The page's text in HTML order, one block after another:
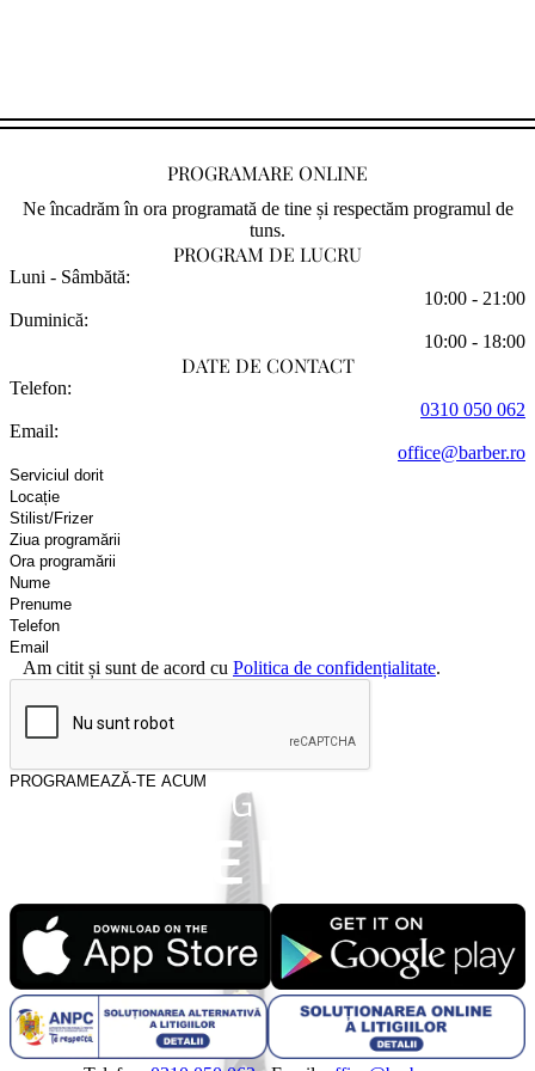
PROGRAMARE ONLINE
Ne încadrăm în ora programată de tine și respectăm programul de
tuns.
PROGRAM DE LUCRU
Luni - Sâmbătă:
10:00 - 21:00
Duminică:
10:00 - 18:00
DATE DE CONTACT
Telefon:
0310 050 062
Email:
office@barber.ro
Am citit și sunt de acord cu Politica de confidențialitate.
PROGRAMEAZĂ-TE ACUM